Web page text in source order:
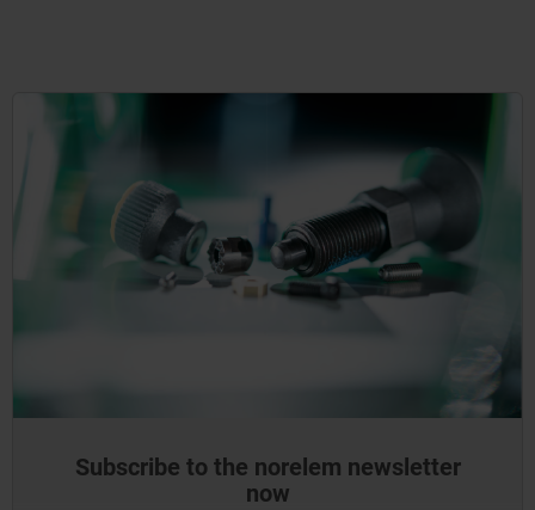
Subscribe to the norelem newsletter
now